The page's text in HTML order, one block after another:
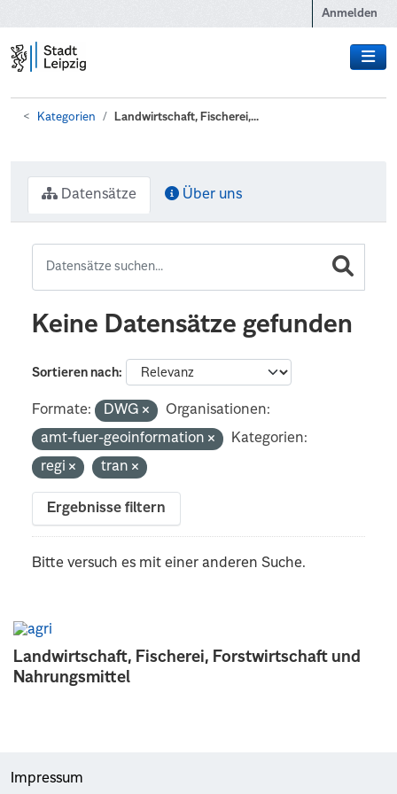
Anmelden
Kategorien Landwirtschaft, Fischerei,...
Landwirtschaft, Fischerei, Forstwirtschaft und
Nahrungsmittel
Datensätze Über uns
Keine Datensätze gefunden
Sortieren nach
Formate: DWG
Organisationen:
amt-fuer-geoinformation
Kategorien:
regi
tran
Ergebnisse filtern
Bitte versuch es mit einer anderen Suche.
Impressum